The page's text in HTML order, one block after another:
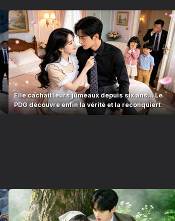
Elle cachait leurs jumeaux depuis six ans… Le
PDG découvre enfin la vérité et la reconquiert